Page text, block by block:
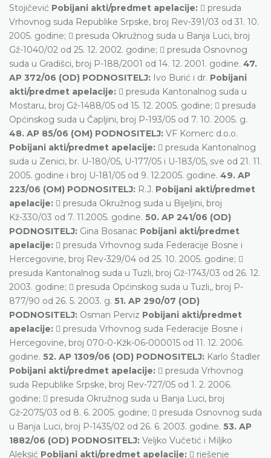
Stojičević Pobijani akti/predmet apelacije:  presuda
Vrhovnog suda Republike Srpske, broj Rev-391/03 od 31. 10.
2005. godine;  presuda Okružnog suda u Banja Luci, broj
Gž-1040/02 od 25. 12. 2002. godine;  presuda Osnovnog
suda u Gradišci, broj P-188/2001 od 14. 12. 2001. godine. 47.
AP 372/06 (OD) PODNOSITELJ: Ivo Burić i dr. Pobijani
akti/predmet apelacije:  presuda Kantonalnog suda u
Mostaru, broj Gž-1488/05 od 15. 12. 2005. godine;  presuda
Općinskog suda u Čapljini, broj P-193/05 od 7. 10. 2005. g.
48. AP 85/06 (OM) PODNOSITELJ: VF Komerc d.o.o.
Pobijani akti/predmet apelacije:  presuda Kantonalnog
suda u Zenici, br. U-180/05, U-177/05 i U-183/05, sve od 21. 11.
2005. godine i broj U-181/05 od 9. 12.2005. godine. 49. AP
223/06 (OM) PODNOSITELJ: R.J. Pobijani akti/predmet
apelacije:  presuda Okružnog suda u Bijeljini, broj
Kž-330/03 od 7. 11.2005. godine. 50. AP 241/06 (OD)
PODNOSITELJ: Gina Bosanac Pobijani akti/predmet
apelacije:  presuda Vrhovnog suda Federacije Bosne i
Hercegovine, broj Rev-329/04 od 25. 10. 2005. godine; 
presuda Kantonalnog suda u Tuzli, broj Gž-1743/03 od 26. 12.
2003. godine;  presuda Općinskog suda u Tuzli,, broj P-
877/90 od 26. 5. 2003. g. 51. AP 290/07 (OD)
PODNOSITELJ: Osman Perviz Pobijani akti/predmet
apelacije:  presuda Vrhovnog suda Federacije Bosne i
Hercegovine, broj 070-0-Kžk-06-000015 od 11. 12. 2006.
godine. 52. AP 1309/06 (OD) PODNOSITELJ: Karlo Štadler
Pobijani akti/predmet apelacije:  presuda Vrhovnog
suda Republike Srpske, broj Rev-727/05 od 1. 2. 2006.
godine;  presuda Okružnog suda u Banja Luci, broj
Gž-2075/03 od 8. 6. 2005. godine;  presuda Osnovnog suda
u Banja Luci, broj P-1435/02 od 26. 6. 2003. godine. 53. AP
1882/06 (OD) PODNOSITELJ: Veljko Vučetić i Miljko
Aleksić Pobijani akti/predmet apelacije:  rješenje